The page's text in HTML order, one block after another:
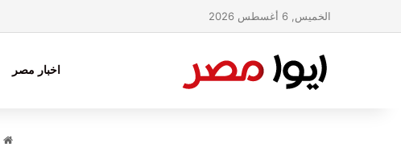
الخميس, 6 أغسطس 2026
اخبار مصر